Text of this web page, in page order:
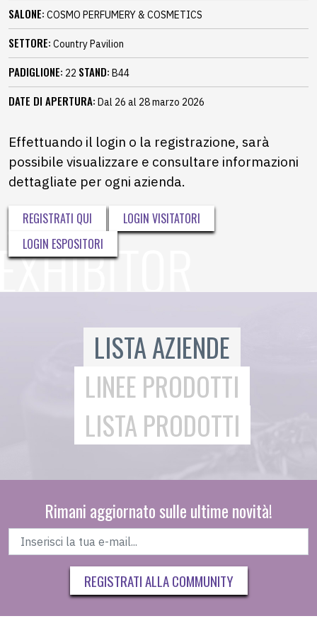
SALONE: COSMO PERFUMERY & COSMETICS
SETTORE: Country Pavilion
PADIGLIONE: 22 STAND: B44
DATE DI APERTURA: Dal 26 al 28 marzo 2026
Effettuando il login o la registrazione, sarà
possibile visualizzare e consultare informazioni
dettagliate per ogni azienda.
REGISTRATI QUI
LOGIN VISITATORI
LOGIN ESPOSITORI
LISTA AZIENDE
LINEE PRODOTTI
LISTA PRODOTTI
Rimani aggiornato sulle ultime novità!
REGISTRATI ALLA COMMUNITY